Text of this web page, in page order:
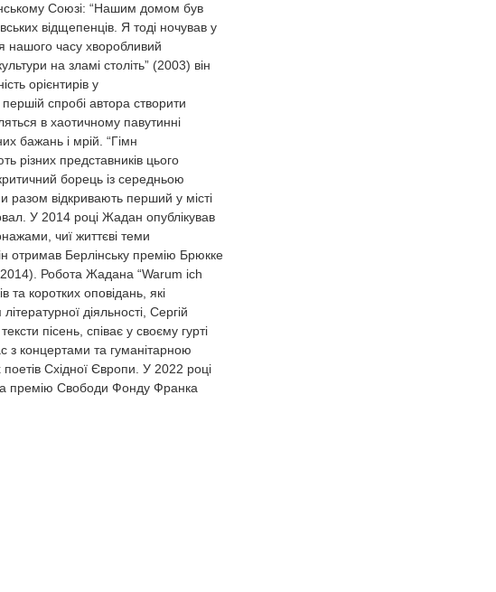
Союзі: “Нашим домом був
відщепенців. Я тоді ночував у
нашого часу хворобливий
на зламі століть” (2003) він
орієнтирів у
спробі автора створити
в хаотичному павутинні
бажань і мрій. “Гімн
різних представників цього
борець із середньою
разом відкривають перший у місті
У 2014 році Жадан опублікував
чиї життєві теми
отримав Берлінську премію Брюкке
Робота Жадана “Warum ich
коротких оповідань, які
діяльності, Сергій
пісень, співає у своєму гурті
з концертами та гуманітарною
Східної Європи. У 2022 році
премію Свободи Фонду Франка